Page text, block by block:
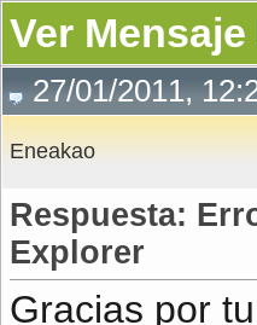
Ver
27/01/2011,
Eneakao
Respuesta:
Explorer
Gracias por